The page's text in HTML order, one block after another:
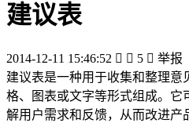
建议表
2014-12-11 15:46:52   5  举报
建议表是一种用于收集和整理意
格、图表或文字等形式组成。它
解用户需求和反馈，从而改进产品或服